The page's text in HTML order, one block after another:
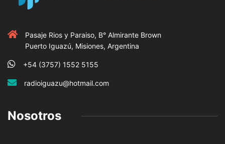
Pasaje Rios y Paraiso, B° Almirante Brown
Puerto Iguazú, Misiones, Argentina
+54 (3757) 1552 5155
radioiguazu@hotmail.com
Nosotros